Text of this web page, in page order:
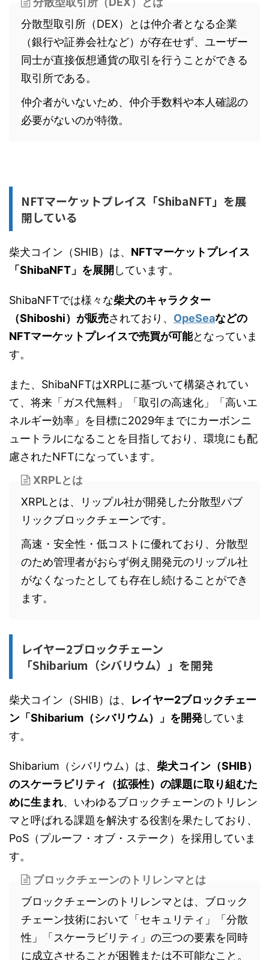
分散型取引所（DEX）とは仲介者となる企業
（銀行や証券会社など）が存在せず、ユーザー
同士が直接仮想通貨の取引を行うことができる
取引所である。
仲介者がいないため、仲介手数料や本人確認の
必要がないのが特徴。
NFTマーケットプレイス「ShibaNFT」を展
開している
柴犬コイン（SHIB）は、 NFTマーケットプレイス
「ShibaNFT」を展開 しています。
ShibaNFTでは様々な柴犬のキャラクター
（Shiboshi）が販売されており、 OpeSeaなどの
NFTマーケットプレイスで売買が可能となっていま
す。
また、ShibaNFTはXRPLに基づいて構築されてい
て、将来「ガス代無料」「取引の高速化」「高いエ
ネルギー効率」を目標に2029年までにカーボンニ
ュートラルになることを目指しており、環境にも配
慮されたNFTになっています。
XRPLとは
XRPLとは、リップル社が開発した分散型パブ
リックブロックチェーンです。
高速・安全性・低コストに優れており、分散型
のため管理者がおらず例え開発元のリップル社
がなくなったとしても存在し続けることができ
ます。
レイヤー2ブロックチェーン
「Shibarium（シバリウム）」を開発
柴犬コイン（SHIB）は、 レイヤー2ブロックチェー
ン「Shibarium（シバリウム）」を開発していま
す。
Shibarium（シバリウム）は、 柴犬コイン（SHIB）
のスケーラビリティ（拡張性）の課題に取り組むた
めに生まれ、いわゆるブロックチェーンのトリレン
マと呼ばれる課題を解決する役割を果たしており、
PoS（プルーフ・オブ・ステーク）を採用していま
す。
ブロックチェーンのトリレンマとは
ブロックチェーンのトリレンマとは、ブロック
チェーン技術において「セキュリティ」「分散
性」「スケーラビリティ」の三つの要素を同時
に成立させることが困難または不可能なこと。